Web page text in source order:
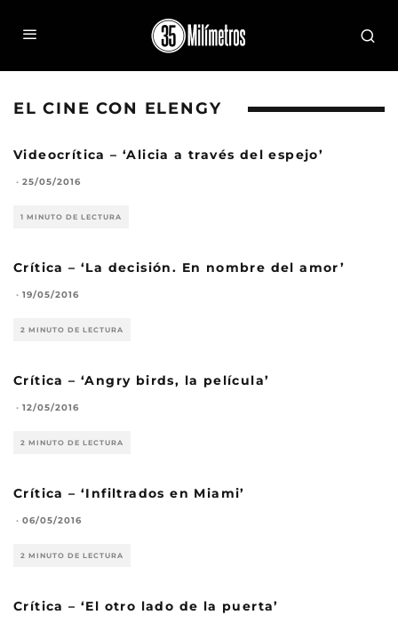
EL CINE CON ELENGY
Videocrítica – ‘Alicia a través del espejo’
· 25/05/2016
1 MINUTO DE LECTURA
Crítica – ‘La decisión. En nombre del amor’
· 19/05/2016
2 MINUTO DE LECTURA
Crítica – ‘Angry birds, la película’
· 12/05/2016
2 MINUTO DE LECTURA
Crítica – ‘Infiltrados en Miami’
· 06/05/2016
2 MINUTO DE LECTURA
Crítica – ‘El otro lado de la puerta’